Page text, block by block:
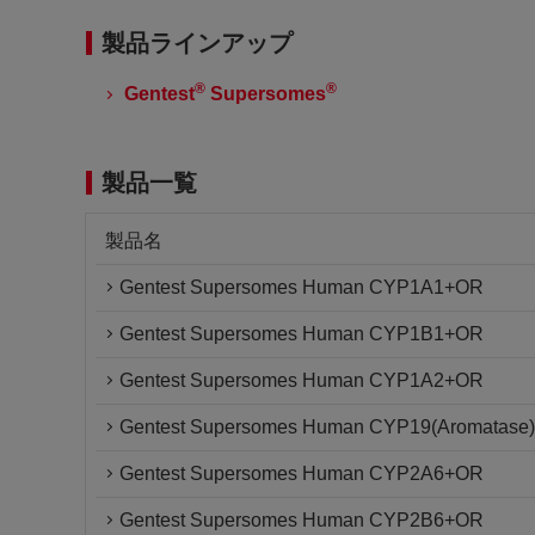
製品ラインアップ
Gentest® Supersomes®
製品一覧
製品名
Gentest Supersomes Human CYP1A1+OR
Gentest Supersomes Human CYP1B1+OR
Gentest Supersomes Human CYP1A2+OR
Gentest Supersomes Human
Gentest Supersomes Human CYP2A6+OR
Gentest Supersomes Human CYP2B6+OR